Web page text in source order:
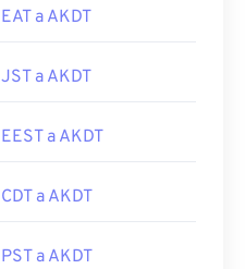
EAT a AKDT
JST a AKDT
EEST a AKDT
CDT a AKDT
PST a AKDT